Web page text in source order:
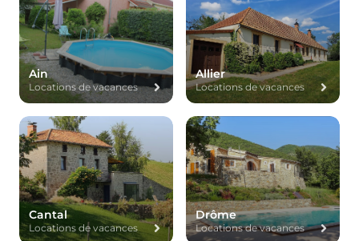
Ain
Locations de vacances
Allier
Locations de vacances
Cantal
Locations de vacances
Drôme
Locations de vacances